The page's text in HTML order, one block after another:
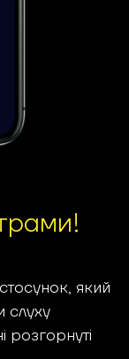
який
слуху
розгорнуті